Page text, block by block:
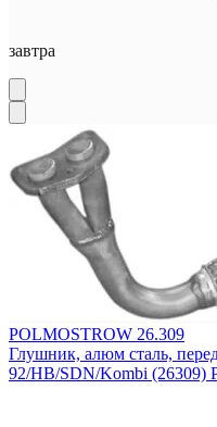
завтра
POLMOSTROW 26.309
Глушник, алюм сталь,
92/HB/SDN/Kombi (26309)